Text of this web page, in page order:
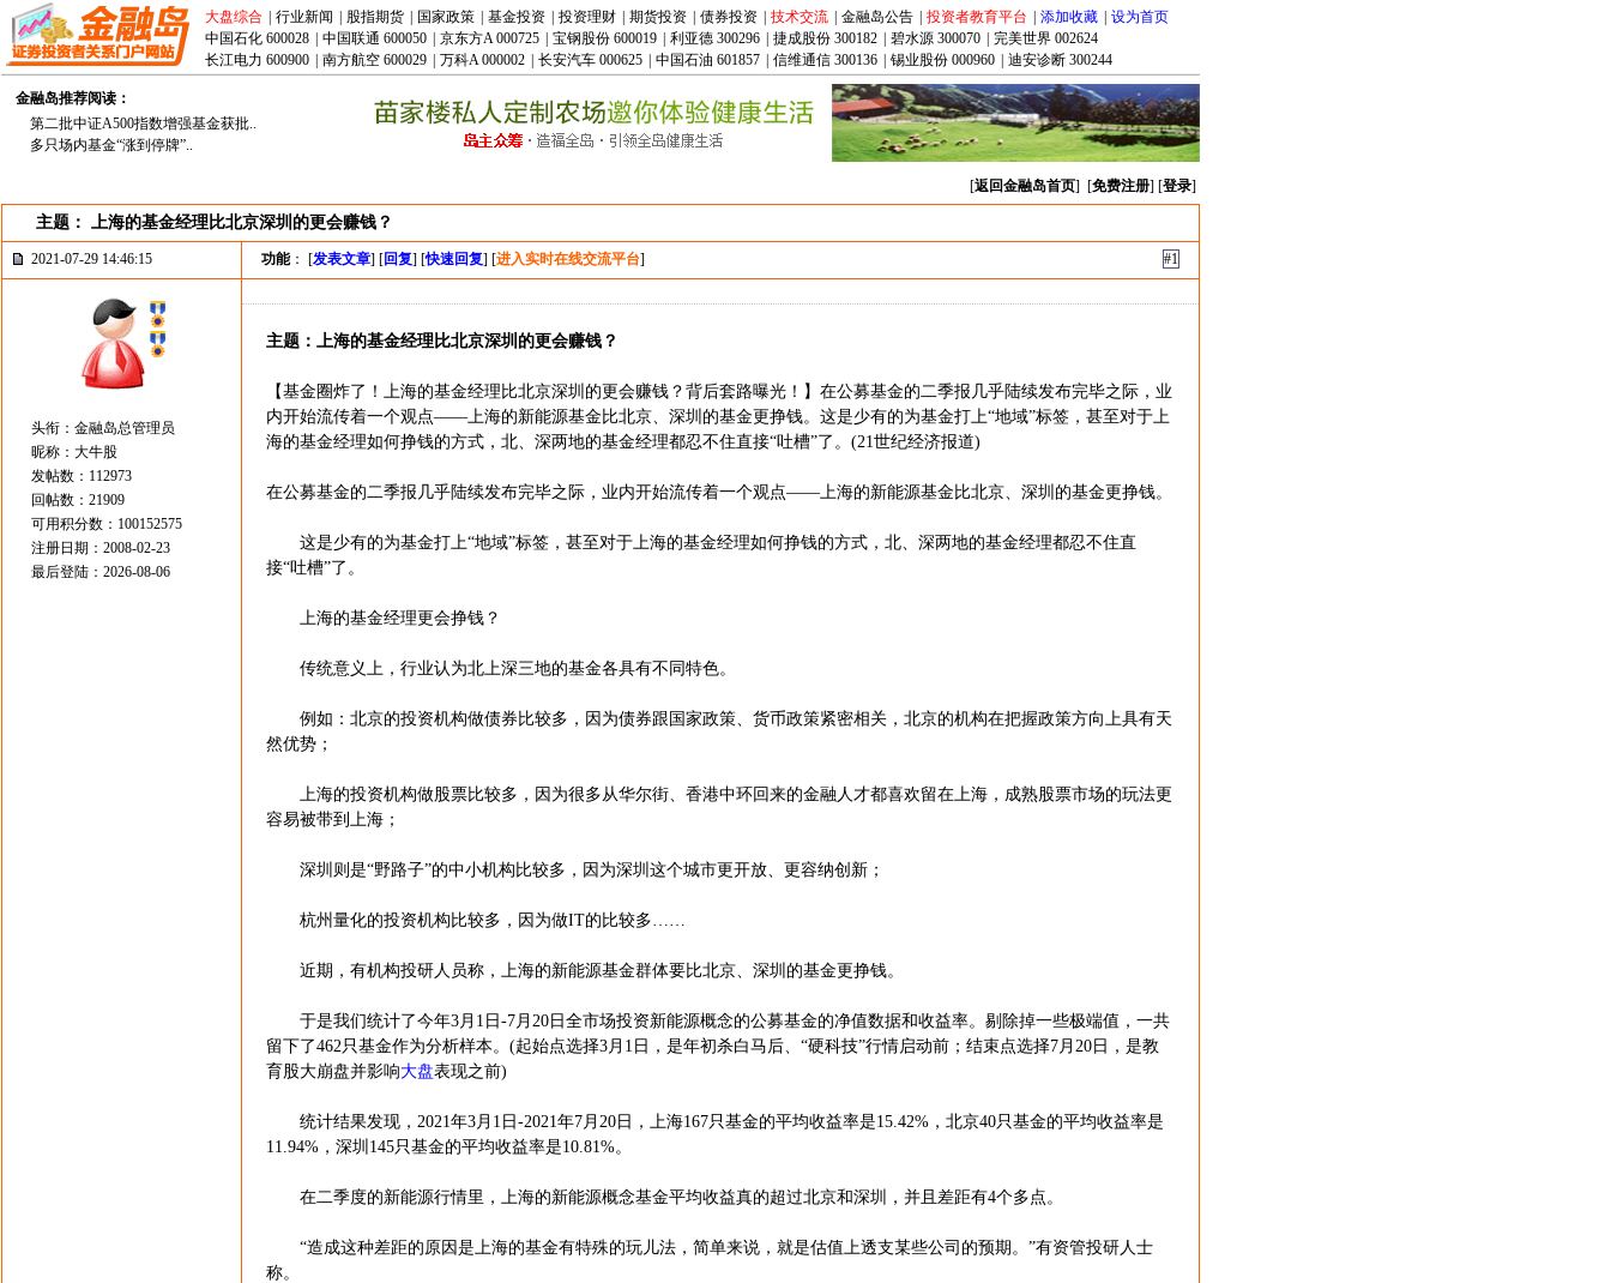
大盘综合 行业新闻 股指期货 国家政策 基金投资 投资理财 期货投资 债券投资 技术交流 金融岛公告 投资者教育平台 添加收藏
设为首页
中国石化 600028
中国联通 600050 京东方A 000725 宝钢股份 600019 利亚德 300296 捷成股份 300182 碧水源 300070
完美世界 002624
长江电力 600900
南方航空 600029 万科A 000002 长安汽车 000625 中国石油 601857 信维通信 300136 锡业股份 000960 迪安诊断 300244
金融岛推荐阅读：
第二批中证A500指数增强基金获批..
多只场内基金“涨到停牌”..
[返回金融岛首页] [免费注册] [登录]
主题： 上海的基金经理比北京深圳的更会赚钱？
2021-07-29 14:46:15 功能： [发表文章] [回复] [快速回复] [进入实时在线交流平台] #1
头衔：金融岛总管理员
昵称：大牛股
发帖数：112973
回帖数：21909
可用积分数：100152575
注册日期：2008-02-23
最后登陆：2026-08-06
主题：上海的基金经理比北京深圳的更会赚钱？
【基金圈炸了！上海的基金经理比北京深圳的更会赚钱？背后套路曝光！】在公募基金的二季报几乎陆续发布完毕之际，业
内开始流传着一个观点——上海的新能源基金比北京、深圳的基金更挣钱。这是少有的为基金打上“地域”标签，甚至对于上
海的基金经理如何挣钱的方式，北、深两地的基金经理都忍不住直接“吐槽”了。(21世纪经济报道)
在公募基金的二季报几乎陆续发布完毕之际，业内开始流传着一个观点——上海的新能源基金比北京、深圳的基金更挣钱。
这是少有的为基金打上“地域”标签，甚至对于上海的基金经理如何挣钱的方式，北、深两地的基金经理都忍不住直
接“吐槽”了。
上海的基金经理更会挣钱？
传统意义上，行业认为北上深三地的基金各具有不同特色。
例如：北京的投资机构做债券比较多，因为债券跟国家政策、货币政策紧密相关，北京的机构在把握政策方向上具有天
然优势；
上海的投资机构做股票比较多，因为很多从华尔街、香港中环回来的金融人才都喜欢留在上海，成熟股票市场的玩法更
容易被带到上海；
深圳则是“野路子”的中小机构比较多，因为深圳这个城市更开放、更容纳创新；
杭州量化的投资机构比较多，因为做IT的比较多……
近期，有机构投研人员称，上海的新能源基金群体要比北京、深圳的基金更挣钱。
于是我们统计了今年3月1日-7月20日全市场投资新能源概念的公募基金的净值数据和收益率。剔除掉一些极端值，一共
留下了462只基金作为分析样本。(起始点选择3月1日，是年初杀白马后、“硬科技”行情启动前；结束点选择7月20日，是教
育股大崩盘并影响大盘表现之前)
统计结果发现，2021年3月1日-2021年7月20日，上海167只基金的平均收益率是15.42%，北京40只基金的平均收益率是
11.94%，深圳145只基金的平均收益率是10.81%。
在二季度的新能源行情里，上海的新能源概念基金平均收益真的超过北京和深圳，并且差距有4个多点。
“造成这种差距的原因是上海的基金有特殊的玩儿法，简单来说，就是估值上透支某些公司的预期。”有资管投研人士
称。